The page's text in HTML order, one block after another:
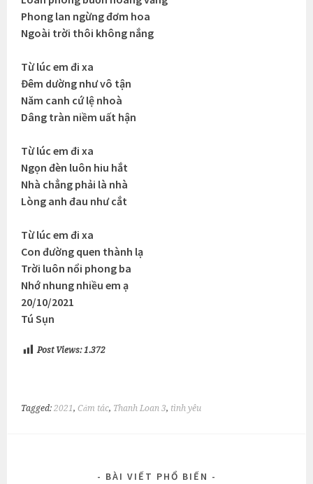
Phong lan ngừng đơm hoa
Ngoài trời thôi không nắng
Từ lúc em đi xa
Đêm dường như vô tận
Năm canh cứ lệ nhoà
Dâng tràn niềm uất hận
Từ lúc em đi xa
Ngọn đèn luôn hiu hắt
Nhà chẳng phải là nhà
Lòng anh đau như cắt
Từ lúc em đi xa
Con đường quen thành lạ
Trời luôn nổi phong ba
Nhớ nhung nhiều em ạ
20/10/2021
Tú Sụn
Post Views: 1.372
Tagged:2021,Cảm tác, Thanh Loan 3, tình yêu
BÀI VIẾT PHỔ BIẾN